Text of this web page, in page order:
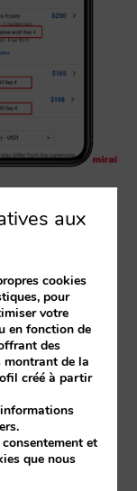
Ads et
lorsque ce
votre
d’annulation
Mirai, nous le
amélioration
des
à la
le total du
aux
cookies
pour
votre
en fonction de
des
montrant de la
créé à partir
et
que nous